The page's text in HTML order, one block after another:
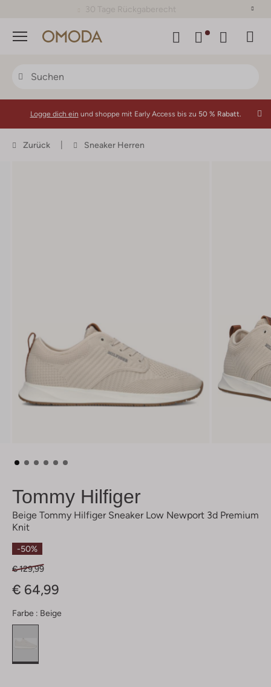
30 Tage Rückgaberecht
Menü
Logge dich ein und shoppe mit Early Access bis zu 50 % Rabatt.
Zurück Sneaker Herren
Tommy Hilfiger
Beige Tommy Hilfiger Sneaker Low Newport 3d Premium
Knit
-50%
€ 129,99
€ 64,99
Farbe : Beige